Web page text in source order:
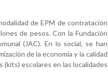
de EPM de contratación
de pesos. Con la Fundación
(JAC). En lo social, se han
de la economía y la calidad
(kits) escolares en las localidades